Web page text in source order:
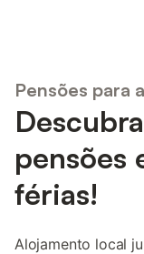
Pensões para
pensões
férias!
Alojamento local